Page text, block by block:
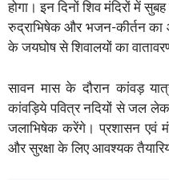
होगा। इन दिनों शिव मंदिरों में
रुद्राभिषेक और भजन-कीर्तन का
के जयघोष से शिवालयों का
सावन मास के दौरान कांवड़
कांवड़िये पवित्र नदियों से जल
जलाभिषेक करेंगे। प्रशासन एवं
और सुरक्षा के लिए आवश्यक